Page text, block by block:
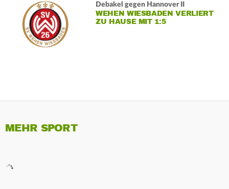
Debakel gegen Hannover II
WEHEN WIESBADEN VERLIERT
ZU HAUSE MIT 1:5
MEHR SPORT